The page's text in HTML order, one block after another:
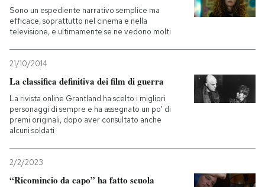
Sono un espediente narrativo semplice ma
efficace, soprattutto nel cinema e nella
televisione, e ultimamente se ne vedono molti
21/10/2014
La classifica definitiva dei film di guerra
La rivista online Grantland ha scelto i migliori
personaggi di sempre e ha assegnato un po' di
premi originali, dopo aver consultato anche
alcuni soldati
2/2/2023
“Ricomincio da capo” ha fatto scuola